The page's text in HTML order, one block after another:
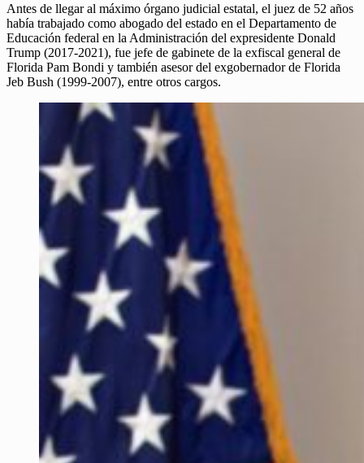
Antes de llegar al máximo órgano judicial estatal, el juez de 52 años
había trabajado como abogado del estado en el Departamento de
Educación federal en la Administración del expresidente Donald
Trump (2017-2021), fue jefe de gabinete de la exfiscal general de
Florida Pam Bondi y también asesor del exgobernador de Florida
Jeb Bush (1999-2007), entre otros cargos.